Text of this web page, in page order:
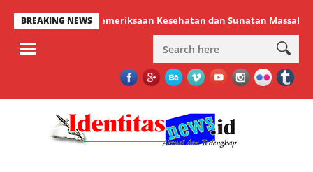
BREAKING NEWS
Gelar Pemeriksaan Kesehatan dan Sunatan Massal Gratis